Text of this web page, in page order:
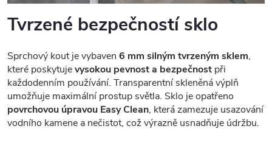
Tvrzené bezpečností sklo
Sprchový kout je vybaven 6 mm silným tvrzeným sklem,
které poskytujevysokou pevnost a bezpečnost při
každodenním používání. Transparentní skleněná výplň
umožňuje maximální prostup světla. Sklo je opatřeno
povrchovou úpravou Easy Clean, která zamezuje usazování
vodního kamene a nečistot, což výrazně usnadňuje údržbu.